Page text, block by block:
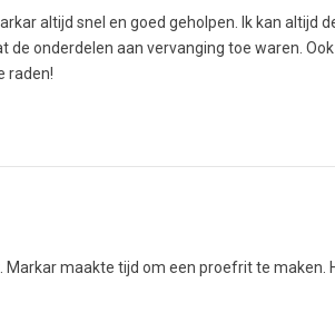
altijd snel en goed geholpen. Ik kan
de onderdelen aan vervanging toe waren.
raden!
Markar maakte tijd om een proefrit te